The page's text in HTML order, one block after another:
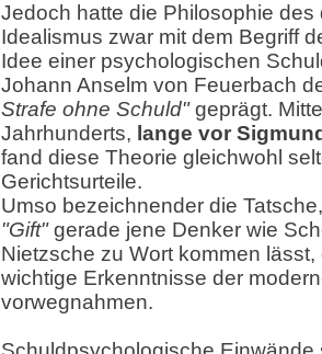
Jedoch hatte die Philosophie des
Idealismus zwar mit dem Begriff
Idee einer psychologischen
Johann Anselm von Feuerbach
Strafe ohne Schuld"geprägt.
Jahrhunderts, lange vor
fand diese Theorie gleichwohl
Gerichtsurteile.
Umso bezeichnender die
"Gift"gerade jene Denker wie
Nietzsche zu Wort kommen
wichtige Erkenntnisse der
vorwegnahmen.